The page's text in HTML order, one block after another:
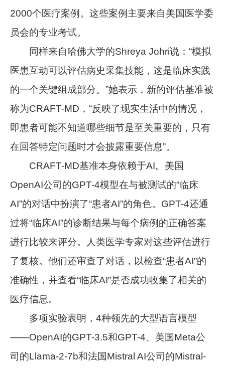
2000个医疗案例。这些案例主要来自美国医学委
员会的专业考试。
同样来自哈佛大学的Shreya Johri说：“模拟
医患互动可以评估病史采集技能，这是临床实践
的一个关键组成部分。”她表示，新的评估基准被
称为CRAFT-MD，“反映了现实生活中的情况，
即患者可能不知道哪些细节是至关重要的，只有
在回答特定问题时才会披露重要信息”。
CRAFT-MD基准本身依赖于AI。美国
OpenAI公司的GPT-4模型在与被测试的“临床
AI”的对话中扮演了“患者AI”的角色。GPT-4还通
过将“临床AI”的诊断结果与每个病例的正确答案
进行比较来评分。人类医学专家对这些评估进行
了复核。他们还审查了对话，以检查“患者AI”的
准确性，并查看“临床AI”是否成功收集了相关的
医疗信息。
多项实验表明，4种领先的大型语言模型
——OpenAI的GPT-3.5和GPT-4、美国Meta公
司的Llama-2-7b和法国Mistral AI公司的Mistral-